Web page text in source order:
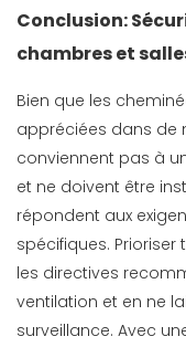
Conclusion:
chambres et
Bien que les
appréciées dans de
conviennent pas à
et ne doivent être
répondent aux
spécifiques.
les directives
ventilation et en ne
surveillance. Avec